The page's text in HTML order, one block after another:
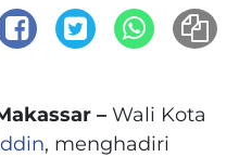
– Wali Kota
, menghadiri